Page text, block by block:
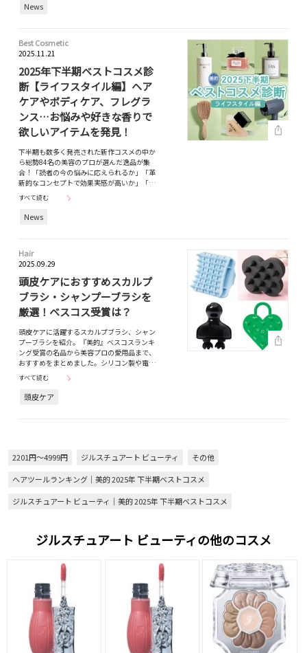
News
Best Cosmetic
2025.11.21
2025年下半期ベストコスメ診
断【ライフスタイル編】ヘア
ケアやボディケア、フレグラ
ンス…お悩みや好きな香りで
欲しいアイテムを発見！
下半期も数多く発売された新作コスメの中か
ら総勢84名の美容のプロが選んだ逸品が集
合！「読者の今の悩みに応えられるか」「革
新的なコンセプトで効果実感が高いか」「…
すべて読む
News
Hair
2025.09.29
頭皮ケアにおすすめスカルプ
ブラシ・シャンプーブラシを
厳選！ベスコス受賞は？
頭皮ケアに活躍するスカルプブラシ、シャン
プーブラシを紹介。『美的』ベスコスランキ
ング受賞の名品から美容プロの愛用品まで、
おすすめをまとめました。シリコン製や電…
すべて読む
頭皮ケア
2201円～4999円 ジルスチュアート ビューティ
その他
ヘアツールランキング｜美的 2025年 下半期ベストコスメ
ジルスチュアート ビューティ｜美的 2025年 下半期ベストコスメ
ジルスチュアート ビューティの他のコスメ